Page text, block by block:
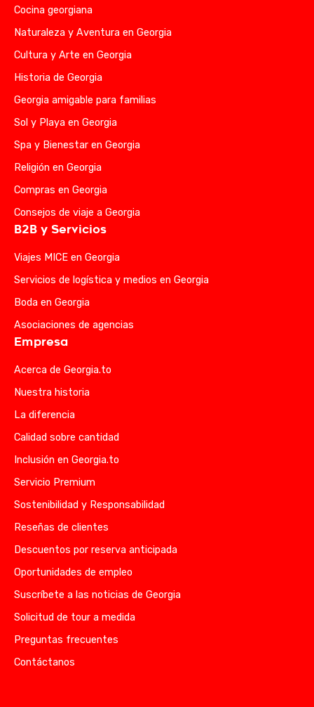
Cocina georgiana
Naturaleza y Aventura en Georgia
Cultura y Arte en Georgia
Historia de Georgia
Georgia amigable para familias
Sol y Playa en Georgia
Spa y Bienestar en Georgia
Religión en Georgia
Compras en Georgia
Consejos de viaje a Georgia
B2B y Servicios
Viajes MICE en Georgia
Servicios de logística y medios en Georgia
Boda en Georgia
Asociaciones de agencias
Empresa
Acerca de Georgia.to
Nuestra historia
La diferencia
Calidad sobre cantidad
Inclusión en Georgia.to
Servicio Premium
Sostenibilidad y Responsabilidad
Reseñas de clientes
Descuentos por reserva anticipada
Oportunidades de empleo
Suscríbete a las noticias de Georgia
Solicitud de tour a medida
Preguntas frecuentes
Contáctanos